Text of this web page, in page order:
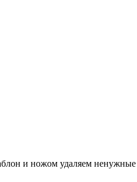
и ножом удаляем